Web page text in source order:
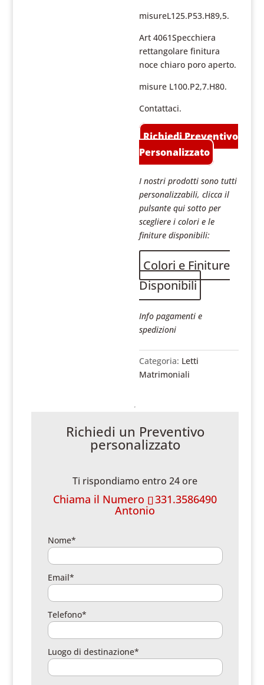
misureL125.P53.H89,5.
Art 4061Specchiera
rettangolare finitura
noce chiaro poro aperto.
misure L100.P2,7.H80.
Contattaci.
Richiedi Preventivo
Personalizzato
I nostri prodotti sono tutti
personalizzabili, clicca il
pulsante qui sotto per
scegliere i colori e le
finiture disponibili:
Colori e Finiture
Disponibili
Info pagamenti e
spedizioni
Categoria: Letti
Matrimoniali
Richiedi un Preventivo
personalizzato
Ti rispondiamo entro 24 ore
Chiama il Numero 331.3586490
Antonio
Nome*
Email*
Telefono*
Luogo di destinazione*